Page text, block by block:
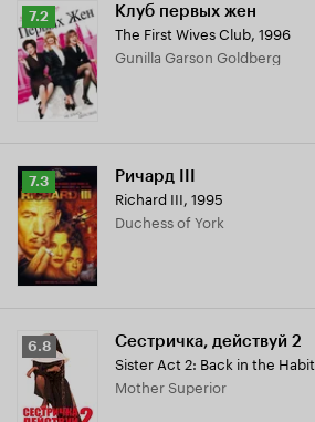
Рейтинг
Кинопоиска
7.2
7.2 Клуб первых жен
The First Wives Club, 1996
Gunilla Garson Goldberg
Рейтинг
Кинопоиска
7.3
7.3 Ричард III
Richard III, 1995
Duchess of York
Рейтинг
Кинопоиска
6.8
6.8 Сестричка, действуй 2
Sister Act 2: Back in the Habit
Mother Superior